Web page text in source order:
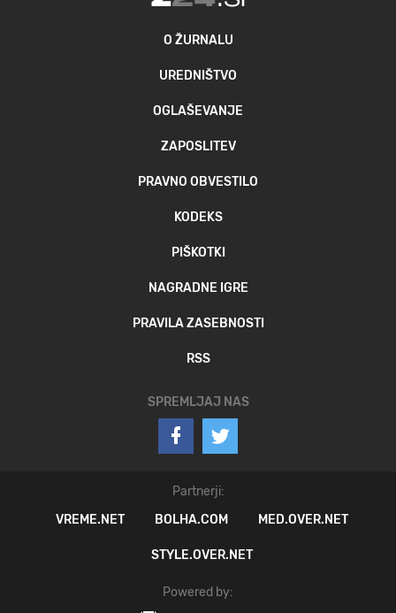
O ŽURNALU
UREDNIŠTVO
OGLAŠEVANJE
ZAPOSLITEV
PRAVNO OBVESTILO
KODEKS
PIŠKOTKI
NAGRADNE IGRE
PRAVILA ZASEBNOSTI
RSS
SPREMLJAJ NAS
Partnerji:
VREME.NET
BOLHA.COM MED.OVER.NET
STYLE.OVER.NET
Powered by: